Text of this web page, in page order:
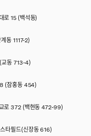
로 15 (백석동)
동 1117-2)
교동 713-4)
(잠홍동 454)
로 372 (백현동 472-99)
타필드(신장동 616)